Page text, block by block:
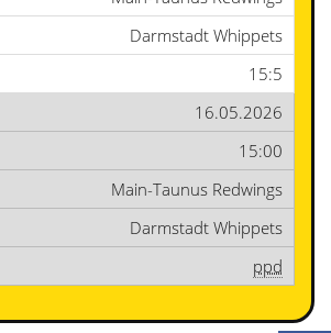
Darmstadt Whippets
15:5
16.05.2026
15:00
Main-Taunus Redwings
Darmstadt Whippets
ppd